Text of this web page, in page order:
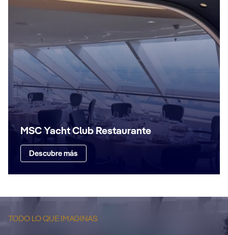
MSC Yacht Club Restaurante
Descubre más
TODO LO QUE IMAGINAS